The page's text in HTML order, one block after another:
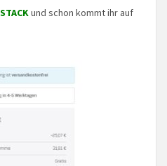
und schon kommt ihr auf